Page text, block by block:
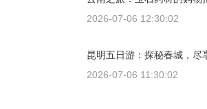
2026-07-06 12:30:02
昆明五日游：探秘春城，尽
2026-07-06 11:30:02